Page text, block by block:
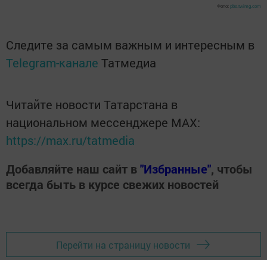
Фото: pbs.twimg.com
Следите за самым важным и интересным в
Telegram-канале Татмедиа
Читайте новости Татарстана в
национальном мессенджере MАХ:
https://max.ru/tatmedia
Добавляйте наш сайт в"Избранные", чтобы
всегда быть в курсе свежих новостей
Перейти на страницу новости